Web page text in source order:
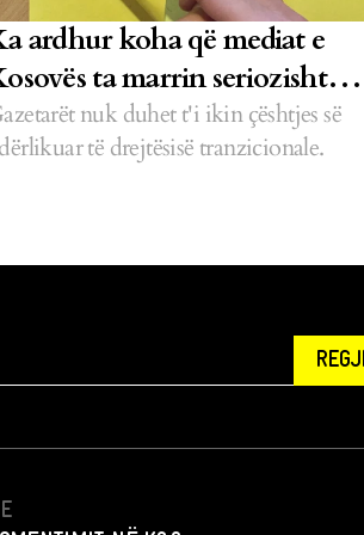
ardhur koha që mediat e
ta marrin seriozisht
tranzicionale
nuk duhet t'i ikin çështjes së
të drejtësisë tranzicionale.